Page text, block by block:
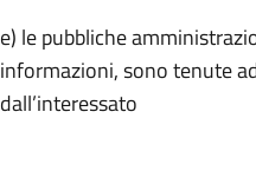
e) le pubbliche
informazioni, sono tenute
dall’interessato